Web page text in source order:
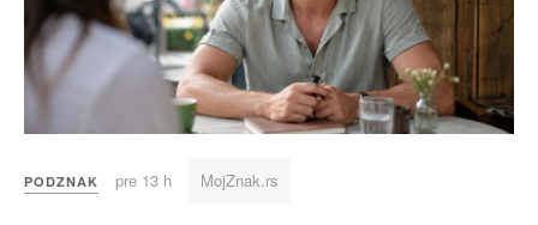
PODZNAK pre 13 h MojZnak.rs